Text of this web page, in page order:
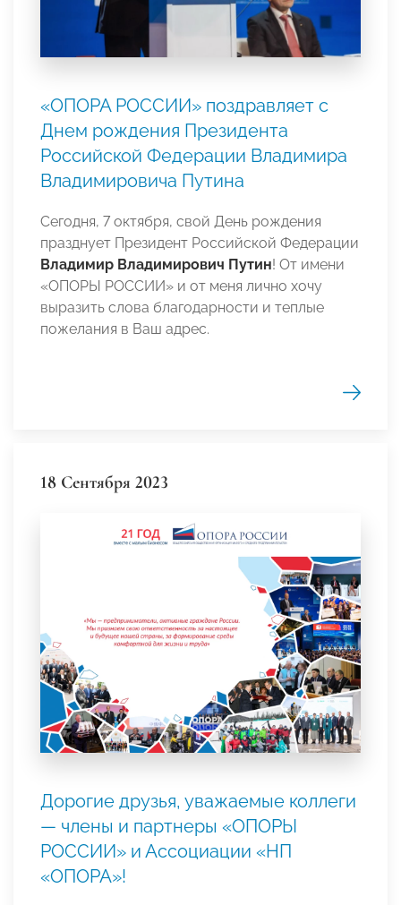
«ОПОРА РОССИИ» поздравляет с
Днем рождения Президента
Российской Федерации Владимира
Владимировича Путина
Сегодня, 7 октября, свой День рождения
празднует Президент Российской Федерации
Владимир Владимирович Путин! От имени
«ОПОРЫ РОССИИ» и от меня лично хочу
выразить слова благодарности и теплые
пожелания в Ваш адрес.
18 Сентября 2023
Дорогие друзья, уважаемые коллеги
— члены и партнеры «ОПОРЫ
РОССИИ» и Ассоциации «НП
«ОПОРА»!